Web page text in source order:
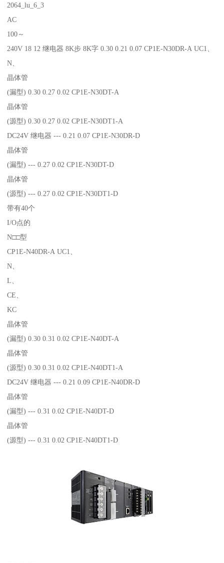
2064_lu_6_3
AC
100～
240V 18 12 继电器 8K步 8K字 0.30 0.21 0.07 CP1E-N30DR-A UC1、
N、
晶体管
(漏型) 0.30 0.27 0.02 CP1E-N30DT-A
晶体管
(源型) 0.30 0.27 0.02 CP1E-N30DT1-A
DC24V 继电器 --- 0.21 0.07 CP1E-N30DR-D
晶体管
(漏型) --- 0.27 0.02 CP1E-N30DT-D
晶体管
(源型) --- 0.27 0.02 CP1E-N30DT1-D
带有40个
I/O点的
N□□型
CP1E-N40DR-A UC1、
N、
L、
CE、
KC
晶体管
(漏型) 0.30 0.31 0.02 CP1E-N40DT-A
晶体管
(源型) 0.30 0.31 0.02 CP1E-N40DT1-A
DC24V 继电器 --- 0.21 0.09 CP1E-N40DR-D
晶体管
(漏型) --- 0.31 0.02 CP1E-N40DT-D
晶体管
(源型) --- 0.31 0.02 CP1E-N40DT1-D